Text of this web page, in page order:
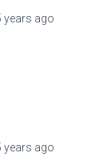
years ago
years ago